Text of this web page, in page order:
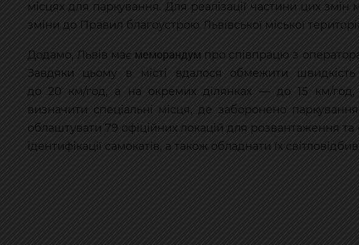
місцях для паркування. Для реалізації частини цих змін
зміни до Правил благоустрою Львівської міської
Додамо, Львів має меморандум про співпрацю з
Завдяки цьому в місті вдалося обмежити швидкість
до 20 км/год, а на окремих ділянках — до 15 км/год,
визначити спеціальні місця, де заборонено
облаштувати 79 офіційних локацій для розвантаження
ідентифікації самокатів, а також обладнати їх